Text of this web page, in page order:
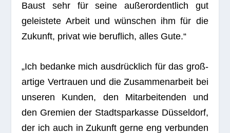
Baust sehr für seine außer­or­dent­lich gut
geleis­tete Arbeit und wün­schen ihm für die
Zukunft, pri­vat wie beruf­lich, alles Gute.“
„Ich bedanke mich aus­drück­lich für das groß­
ar­tige Ver­trauen und die Zusam­men­ar­beit bei
unse­ren Kun­den, den Mit­ar­bei­ten­den und
den Gre­mien der Stadt­spar­kasse Düs­sel­dorf,
der ich auch in Zukunft gerne eng ver­bun­den